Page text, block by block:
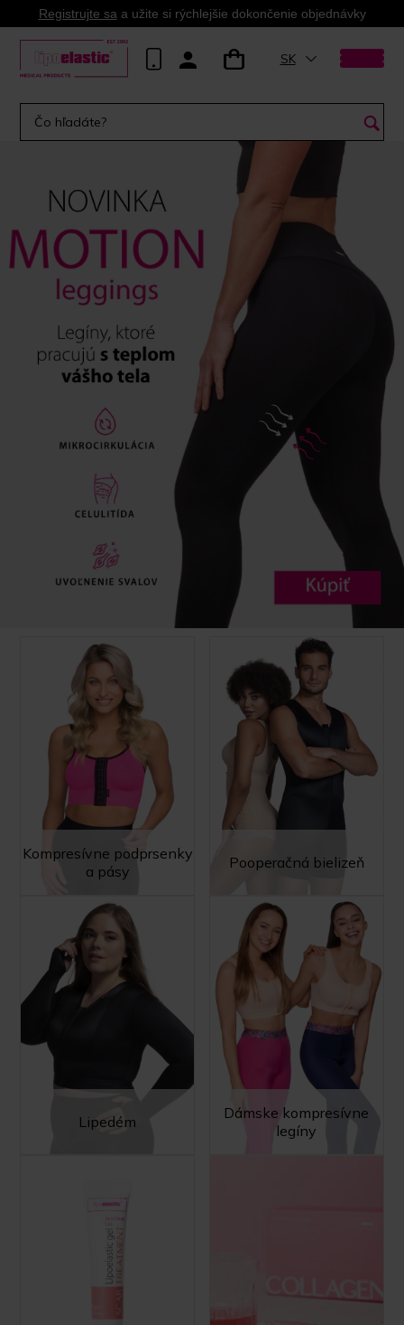
Registrujte sa a užite si rýchlejšie dokončenie objednávky
SK
Kompresívne podprsenky
a pásy
Pooperačná bielizeň
Lipedém
Dámske kompresívne
legíny